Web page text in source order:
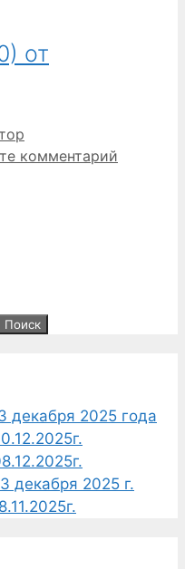
от
комментарий
Поиск
декабря 2025 года
декабря 2025 г.